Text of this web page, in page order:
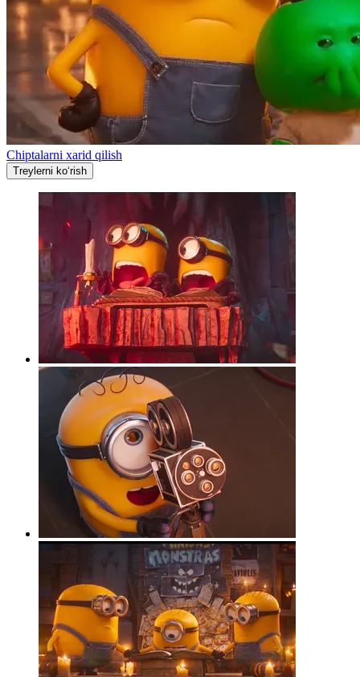
Chiptalarni xarid qilish
Treylerni ko‘rish